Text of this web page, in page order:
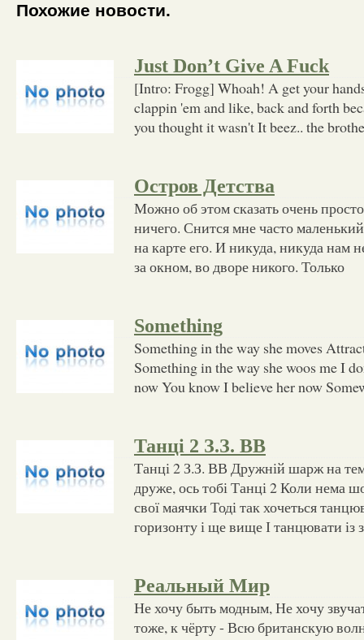
Похожие новости.
Just Don’t Give A Fuck
[Intro: Frogg] Whoah! A get your
clappin 'em and like, back and forth
you thought it wasn't It beez.. the
Остров Детства
Можно об этом сказать очень
ничего. Снится мне часто
на карте его. И никуда, никуда нам
за окном, во дворе никого. Только
Something
Something in the way she moves
Something in the way she woos me I
now You know I believe her now
Танці 2 З.З. ВВ
Танці 2 З.З. ВВ Дружній шарж на
друже, ось тобі Танці 2 Коли нема
свої маячки Тоді так хочеться
горизонту і ще вище І танцювати із
Реальный Мир
Не хочу быть модным, Не хочу
тоже, к чёрту - Всю британскую